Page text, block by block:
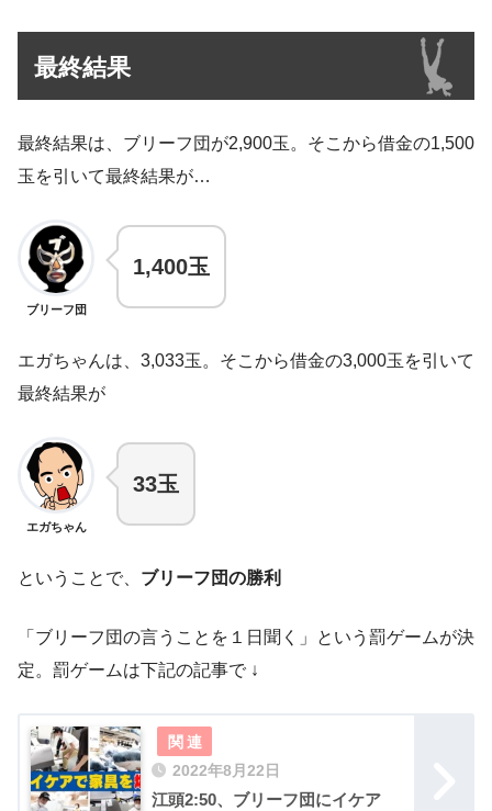
最終結果
最終結果は、ブリーフ団が2,900玉。そこから借金の1,500
玉を引いて最終結果が…
ブリーフ団
1,400玉
エガちゃんは、3,033玉。そこから借金の3,000玉を引いて
最終結果が
エガちゃん
33玉
ということで、 ブリーフ団の勝利
「ブリーフ団の言うことを１日聞く」という罰ゲームが決
定。罰ゲームは下記の記事で ↓
2022年8月22日
江頭2:50、ブリーフ団にイケア